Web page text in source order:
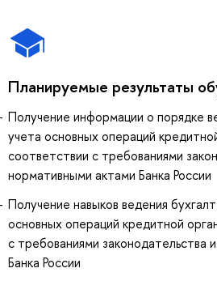
Планируемые результаты
Получение информации о порядке
учета основных операций
соответствии с требованиями
нормативными актами Банка России
Получение навыков ведения
основных операций кредитной
с требованиями законодательства
Банка России